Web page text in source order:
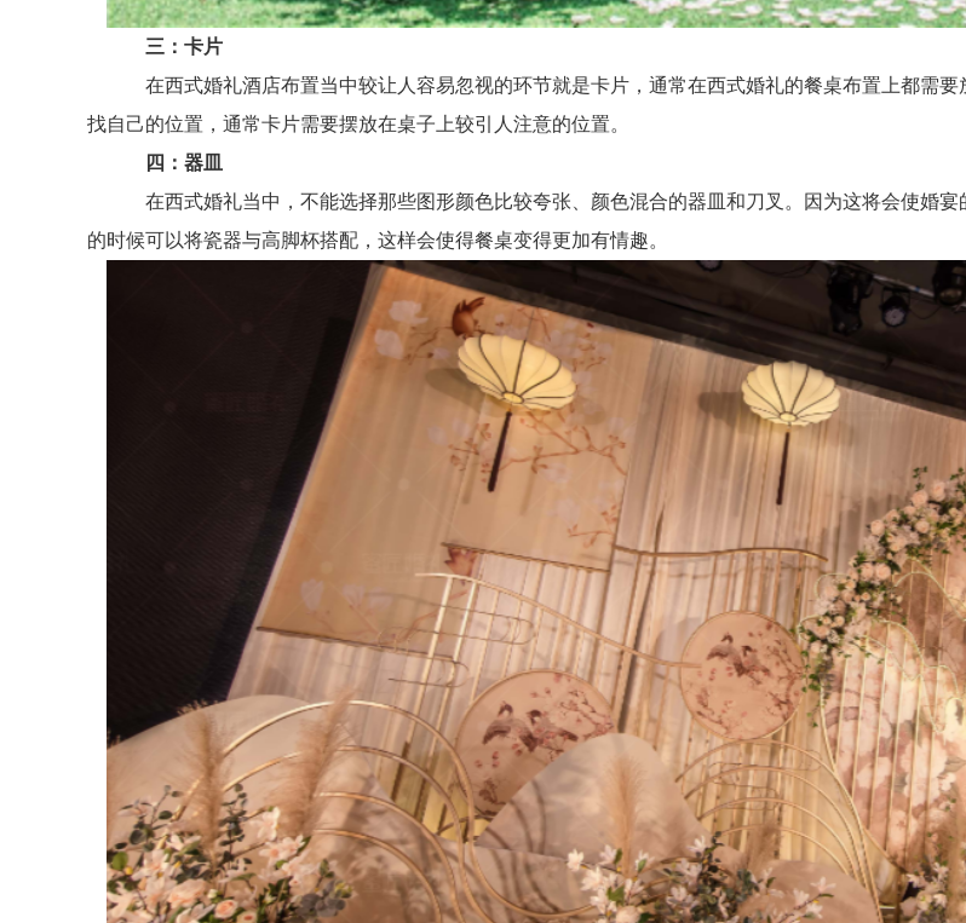
三：卡片
在西式婚礼酒店布置当中较让人容易忽视的环节就是卡片，通常在西式婚礼的餐桌布置上都需要
找自己的位置，通常卡片需要摆放在桌子上较引人注意的位置。
四：器皿
在西式婚礼当中，不能选择那些图形颜色比较夸张、颜色混合的器皿和刀叉。因为这将会使婚宴
的时候可以将瓷器与高脚杯搭配，这样会使得餐桌变得更加有情趣。